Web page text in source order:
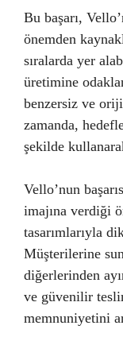
Bu başarı,
önemden
sıralarda yer
üretimine
benzersiz ve
zamanda,
şekilde
Vello’nun
imajına verdiği
tasarımlarıyla
Müşterilerine
diğerlerinden
ve güvenilir
memnuniyetini